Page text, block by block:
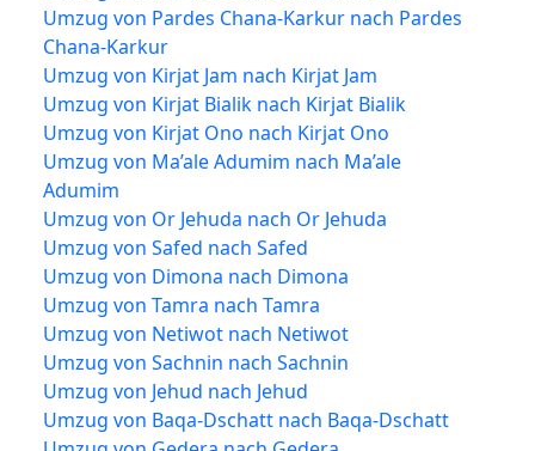
Umzug von Pardes Chana-Karkur nach Pardes
Chana-Karkur
Umzug von Kirjat Jam nach Kirjat Jam
Umzug von Kirjat Bialik nach Kirjat Bialik
Umzug von Kirjat Ono nach Kirjat Ono
Umzug von Ma’ale Adumim nach Ma’ale
Adumim
Umzug von Or Jehuda nach Or Jehuda
Umzug von Safed nach Safed
Umzug von Dimona nach Dimona
Umzug von Tamra nach Tamra
Umzug von Netiwot nach Netiwot
Umzug von Sachnin nach Sachnin
Umzug von Jehud nach Jehud
Umzug von Baqa-Dschatt nach Baqa-Dschatt